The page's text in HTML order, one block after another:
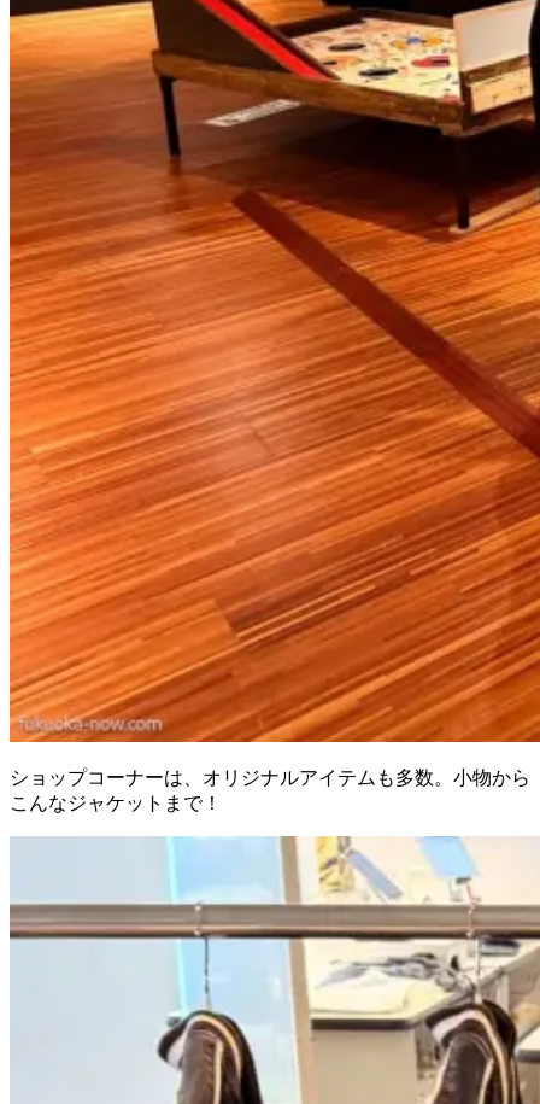
ショップコーナーは、オリジナルアイテムも多数。小物から
こんなジャケットまで！